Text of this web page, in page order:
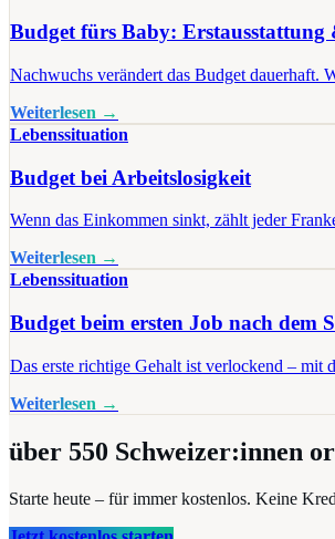
Budget fürs Baby: Erstausstattung
Nachwuchs verändert das Budget dauerhaft.
Weiterlesen →
Lebenssituation
Budget bei Arbeitslosigkeit
Wenn das Einkommen sinkt, zählt jeder
Weiterlesen →
Lebenssituation
Budget beim ersten Job nach dem
Das erste richtige Gehalt ist verlockend – mit
Weiterlesen →
über 550 Schweizer:innen
Starte heute – für immer kostenlos. Keine